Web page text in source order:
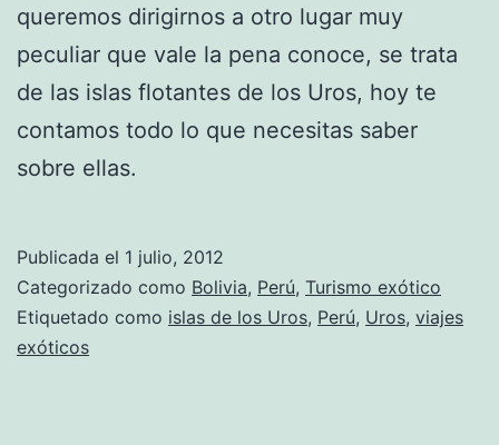
queremos dirigirnos a otro lugar muy
peculiar que vale la pena conoce, se trata
de las islas flotantes de los Uros, hoy te
contamos todo lo que necesitas saber
sobre ellas.
Publicada el 1 julio, 2012
Categorizado como Bolivia, Perú, Turismo exótico
Etiquetado como islas de los Uros, Perú, Uros, viajes
exóticos